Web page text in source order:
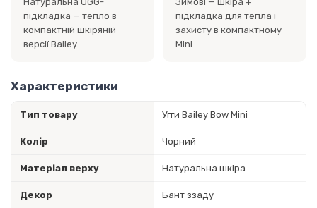
підкладка — тепло в
компактній шкіряній
версії Bailey
підкладка для тепла і
захисту в компактному
Mini
Характеристики
Тип товару Угги Bailey Bow Mini
Колір Чорний
Матеріал верху Натуральна шкіра
Декор Бант ззаду